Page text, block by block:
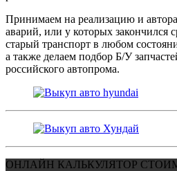
Принимаем на реализацию и
аварий, или у которых закончился
старый транспорт в любом
а также делаем подбор Б/У
российского автопрома.
ОНЛАЙН КАЛЬКУЛЯТОР